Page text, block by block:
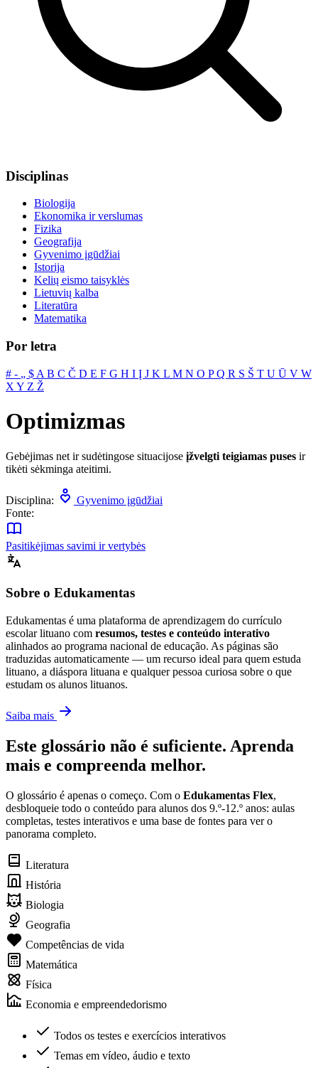
Disciplinas
Biologija
Ekonomika ir verslumas
Fizika
Geografija
Gyvenimo įgūdžiai
Istorija
Kelių eismo taisyklės
Lietuvių kalba
Literatūra
Matematika
Por letra
# ‐ „ $ A B C Č D E F G H I Į J K L M N O PQ R S Š T U Ū V W
X Y Z Ž
Optimizmas
Gebėjimas net ir sudėtingose situacijose įžvelgti teigiamas puses ir
tikėti sėkminga ateitimi.
Disciplina:
Gyvenimo įgūdžiai
Fonte:
Pasitikėjimas savimi ir vertybės
Sobre o Edukamentas
Edukamentas é uma plataforma de aprendizagem do currículo
escolar lituano com resumos, testes e conteúdo interativo
alinhados ao programa nacional de educação. As páginas são
traduzidas automaticamente — um recurso ideal para quem estuda
lituano, a diáspora lituana e qualquer pessoa curiosa sobre o que
estudam os alunos lituanos.
Saiba mais
Este glossário não é suficiente. Aprenda
mais e compreenda melhor.
O glossário é apenas o começo. Com o Edukamentas Flex,
desbloqueie todo o conteúdo para alunos dos 9.º-12.º anos: aulas
completas, testes interativos e uma base de fontes para ver o
panorama completo.
Literatura
História
Biologia
Geografia
Competências de vida
Matemática
Física
Economia e empreendedorismo
Todos os testes e exercícios interativos
Temas em vídeo, áudio e texto